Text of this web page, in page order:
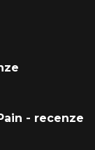
- recenze